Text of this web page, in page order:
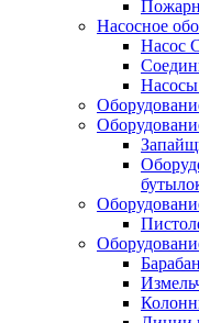
Насосное
Насос